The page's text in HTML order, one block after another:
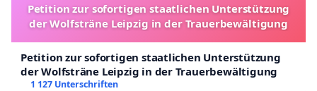
Petition zur sofortigen staatlichen Unterstützung
der Wolfsträne Leipzig in der Trauerbewältigung
Petition zur sofortigen staatlichen Unterstützung
der Wolfsträne Leipzig in der Trauerbewältigung
1 127 Unterschriften